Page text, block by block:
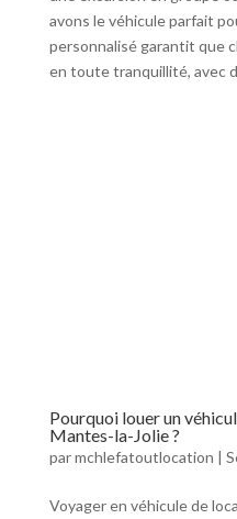
avons le véhicule parfait
personnalisé garantit que
en toute tranquillité, avec
Pourquoi louer un
Mantes-la-Jolie ?
parmchlefatoutlocation |
Voyager en véhicule de